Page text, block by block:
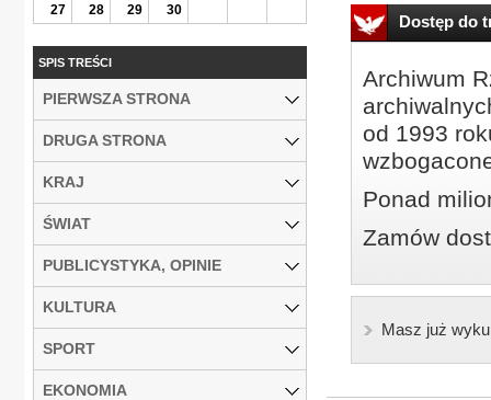
Dostęp do
Archiwum
od 1993
Ponad
Zamów
Masz już
27
28 29 30
SPIS TREŚCI
PIERWSZA STRONA
DRUGA STRONA
KRAJ
ŚWIAT
PUBLICYSTYKA, OPINIE
KULTURA
SPORT
EKONOMIA